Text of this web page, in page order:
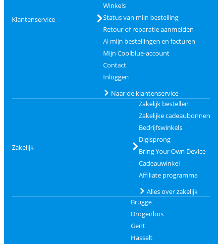
Klantenservice
Winkels
Status van mijn bestelling
Retour of reparatie aanmelden
Al mijn bestellingen en facturen
Mijn Coolblue-account
Contact
Inloggen
Naar de klantenservice
Zakelijk
Zakelijk bestellen
Zakelijke cadeaubonnen
Bedrijfswinkels
Digisprong
Bring Your Own Device
Cadeauwinkel
Affiliate programma
Alles over zakelijk
Brugge
Drogenbos
Gent
Hasselt